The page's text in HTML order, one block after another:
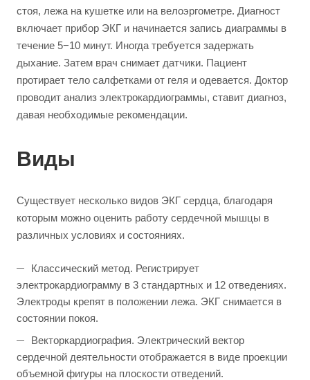
стоя, лежа на кушетке или на велоэргометре. Диагност
включает прибор ЭКГ и начинается запись диаграммы в
течение 5−10 минут. Иногда требуется задержать
дыхание. Затем врач снимает датчики. Пациент
протирает тело салфетками от геля и одевается. Доктор
проводит анализ электрокардиограммы, ставит диагноз,
давая необходимые рекомендации.
Виды
Существует несколько видов ЭКГ сердца, благодаря
которым можно оценить работу сердечной мышцы в
различных условиях и состояниях.
Классический метод. Регистрирует
электрокардиограмму в 3 стандартных и 12 отведениях.
Электроды крепят в положении лежа. ЭКГ снимается в
состоянии покоя.
Векторкардиография. Электрический вектор
сердечной деятельности отображается в виде проекции
объемной фигуры на плоскости отведений.